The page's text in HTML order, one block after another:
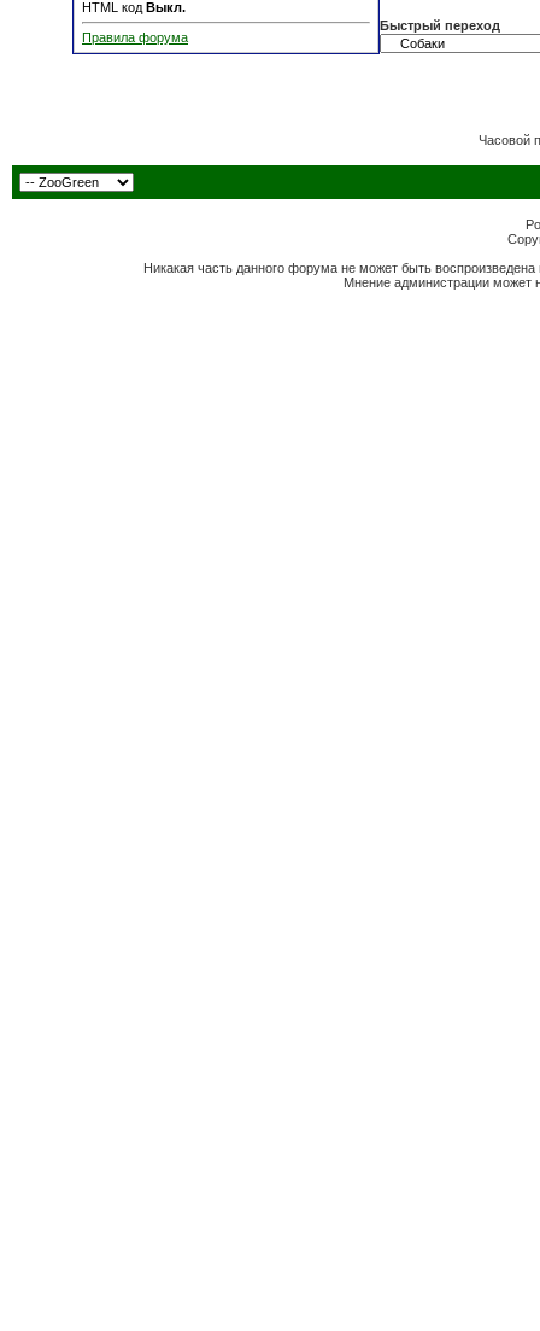
HTML код Выкл.
Правила форума
Быстрый переход
Часовой
Никакая часть данного форума не может быть
Мнение администрации может